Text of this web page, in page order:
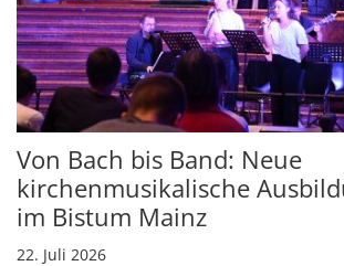
Von Bach bis Band: Neue
kirchenmusikalische
im Bistum Mainz
22. Juli 2026